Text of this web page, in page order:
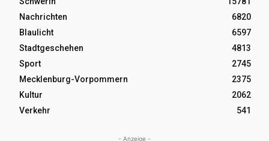
Nachrichten
6820
Blaulicht
6597
Stadtgeschehen
4813
Sport
2745
Mecklenburg-Vorpommern
2375
Kultur
2062
Verkehr
541
- Anzeige -